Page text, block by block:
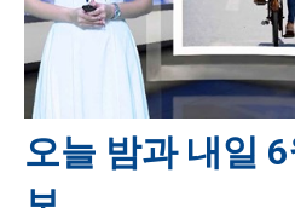
오늘 밤과 내일